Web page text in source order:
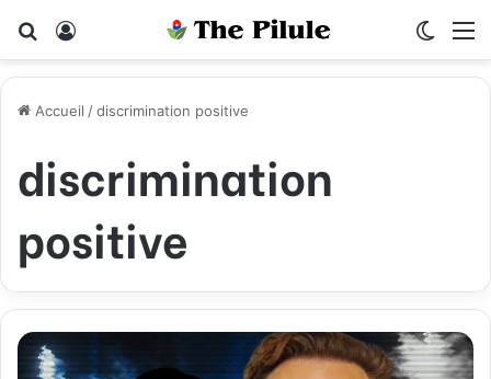
Rechercher
Accueil /discrimination positive
discrimination
positive